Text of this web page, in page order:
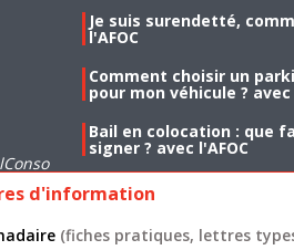
Je suis surendetté,
l'AFOC
Comment choisir un
pour mon véhicule ? avec
Bail en colocation : que
signer ? avec l'AFOC
d'information
(fiches pratiques, lettres